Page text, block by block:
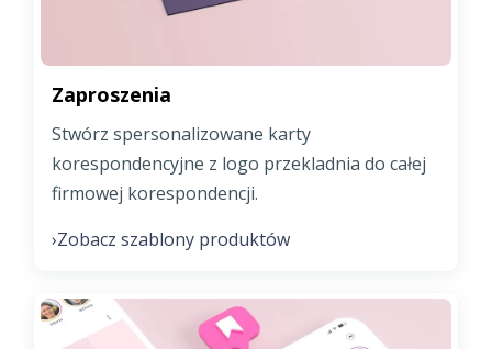
Zaproszenia
Stwórz spersonalizowane karty
korespondencyjne z logo przekladnia do całej
firmowej korespondencji.
›Zobacz szablony produktów